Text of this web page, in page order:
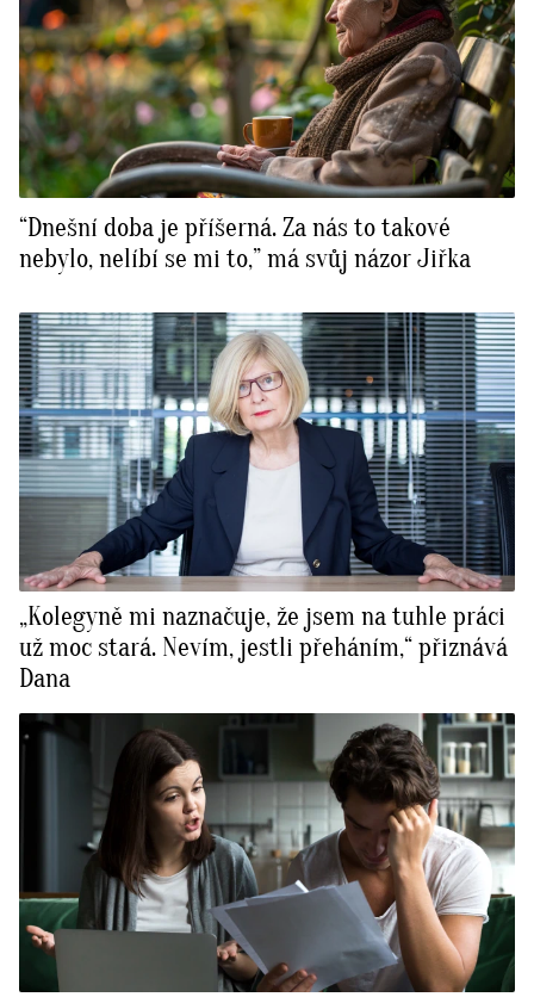
“Dnešní doba je příšerná. Za nás to takové
nebylo, nelíbí se mi to,” má svůj názor Jiřka
„Kolegyně mi naznačuje, že jsem na tuhle práci
už moc stará. Nevím, jestli přeháním,“ přiznává
Dana